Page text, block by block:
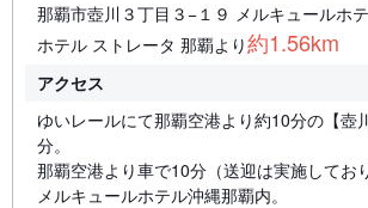
那覇市壺川３丁目３−１９ メルキュールホ
ホテル ストレータ 那覇より約1.56km
アクセス
ゆいレールにて那覇空港より約10分の【壺
分。
那覇空港より車で10分（送迎は実施してお
メルキュールホテル沖縄那覇内。